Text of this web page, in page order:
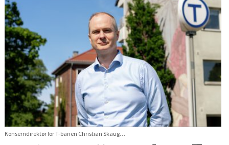
Konserndirektør for T-banen Christian Skaug med T-baneskilt